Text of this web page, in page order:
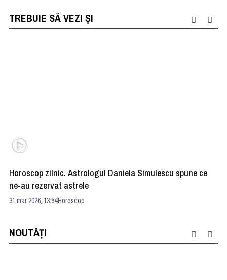
TREBUIE SĂ VEZI ȘI
Horoscop zilnic. Astrologul Daniela Simulescu spune ce
ne-au rezervat astrele
31 mar 2026, 13:54Horoscop
NOUTĂȚI